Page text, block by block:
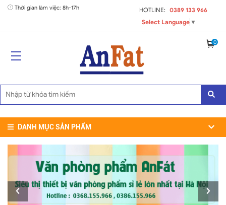
Thời gian làm việc: 8h-17h HOTLINE:
0389 133 966
Select Language ▼
0
DANH MỤC SẢN PHẨM